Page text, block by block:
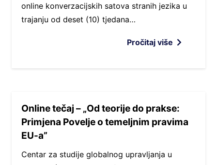
online konverzacijskih satova stranih jezika u
trajanju od deset (10) tjedana…
Pročitaj više
Online tečaj – „Od teorije do prakse:
Primjena Povelje o temeljnim pravima
EU-a”
Centar za studije globalnog upravljanja u